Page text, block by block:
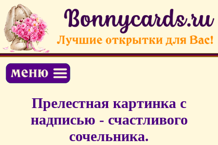
Прелестная картинка с
надписью - счастливого
сочельника.